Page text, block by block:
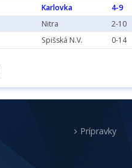
Karlovka
4-9
Nitra
2-10
Spišská N.V. 0-14
Prípravky